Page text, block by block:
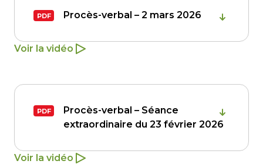
Procès-verbal – 2 mars 2026
Voir la vidéo
Procès-verbal – Séance
extraordinaire du 23 février 2026
Voir la vidéo